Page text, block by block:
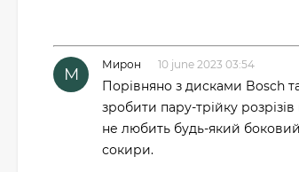
М
Мирон 10 june 2023 03:54
Порівняно з дисками Bosch
зробити пару-трійку
не любить будь-який
сокири.